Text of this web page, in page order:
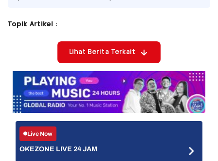
Topik Artikel :
Lihat Berita Terkait
Live Now
OKEZONE LIVE 24 JAM